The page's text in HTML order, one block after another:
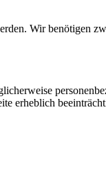
Wir benötigen
erheblich